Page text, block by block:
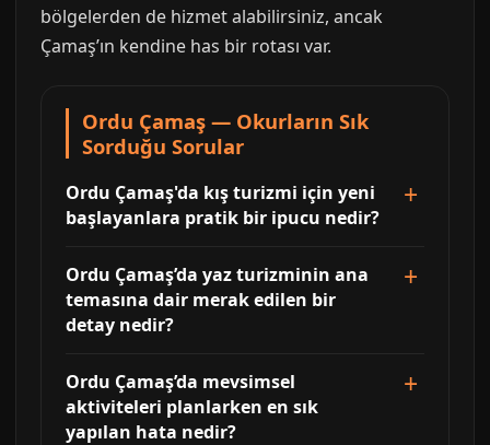
bölgelerden de hizmet alabilirsiniz, ancak
Çamaş’ın kendine has bir rotası var.
Ordu Çamaş — Okurların Sık
Sorduğu Sorular
Ordu Çamaş'da kış turizmi için yeni
başlayanlara pratik bir ipucu nedir?
Ordu Çamaş’da yaz turizminin ana
temasına dair merak edilen bir
detay nedir?
Ordu Çamaş’da mevsimsel
aktiviteleri planlarken en sık
yapılan hata nedir?